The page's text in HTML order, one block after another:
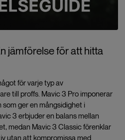
jämförelse för att hitta
för varje typ av
till proffs. Mavic 3 Pro imponerar
ger en mångsidighet i
3 erbjuder en balans mellan
medan Mavic 3 Classic förenklar
utan att kompromissa med